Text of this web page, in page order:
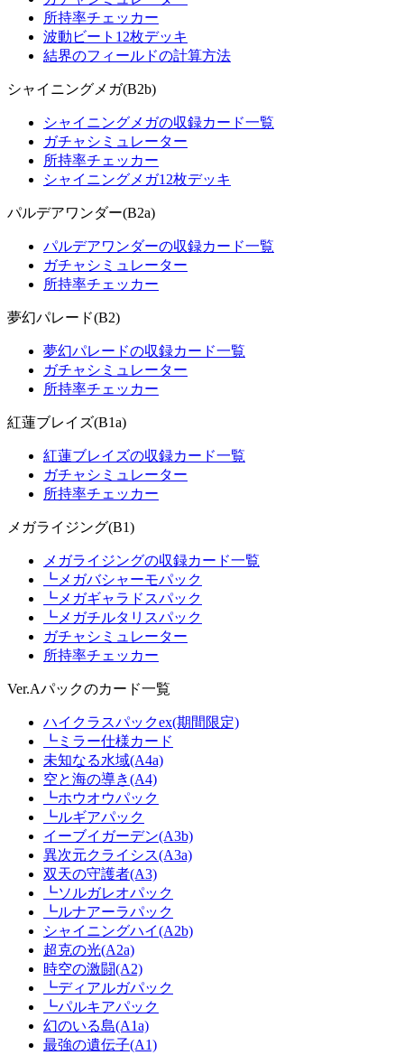
所持率チェッカー
波動ビート12枚デッキ
結界のフィールドの計算方法
シャイニングメガ(B2b)
シャイニングメガの収録カード一覧
ガチャシミュレーター
所持率チェッカー
シャイニングメガ12枚デッキ
パルデアワンダー(B2a)
パルデアワンダーの収録カード一覧
ガチャシミュレーター
所持率チェッカー
夢幻パレード(B2)
夢幻パレードの収録カード一覧
ガチャシミュレーター
所持率チェッカー
紅蓮ブレイズ(B1a)
紅蓮ブレイズの収録カード一覧
ガチャシミュレーター
所持率チェッカー
メガライジング(B1)
メガライジングの収録カード一覧
┗メガバシャーモパック
┗メガギャラドスパック
┗メガチルタリスパック
ガチャシミュレーター
所持率チェッカー
Ver.Aパックのカード一覧
ハイクラスパックex(期間限定)
┗ミラー仕様カード
未知なる水域(A4a)
空と海の導き(A4)
┗ホウオウパック
┗ルギアパック
イーブイガーデン(A3b)
異次元クライシス(A3a)
双天の守護者(A3)
┗ソルガレオパック
┗ルナアーラパック
シャイニングハイ(A2b)
超克の光(A2a)
時空の激闘(A2)
┗ディアルガパック
┗パルキアパック
幻のいる島(A1a)
最強の遺伝子(A1)